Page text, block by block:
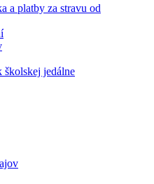
a platby za stravu od
školskej jedálne